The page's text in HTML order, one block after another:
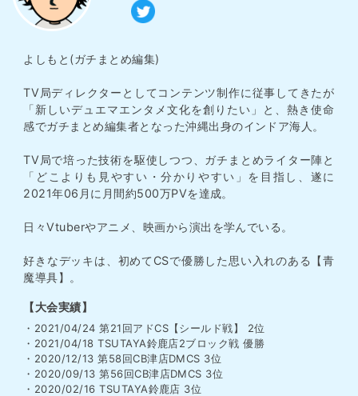
よしもと(ガチまとめ編集)
TV局ディレクターとしてコンテンツ制作に従事してきたが
「新しいデュエマエンタメ文化を創りたい」と、熱き使命
感でガチまとめ編集者となった沖縄出身のインドア海人。
TV局で培った技術を駆使しつつ、ガチまとめライター陣と
「どこよりも見やすい・分かりやすい」を目指し、遂に
2021年06月に月間約500万PVを達成。
日々Vtuberやアニメ、映画から演出を学んでいる。
好きなデッキは、初めてCSで優勝した思い入れのある【青
魔導具】。
【大会実績】
・2021/04/24 第21回アドCS【シールド戦】 2位
・2021/04/18 TSUTAYA鈴鹿店2ブロック戦 優勝
・2020/12/13 第58回CB津店DMCS 3位
・2020/09/13 第56回CB津店DMCS 3位
・2020/02/16 TSUTAYA鈴鹿店 3位